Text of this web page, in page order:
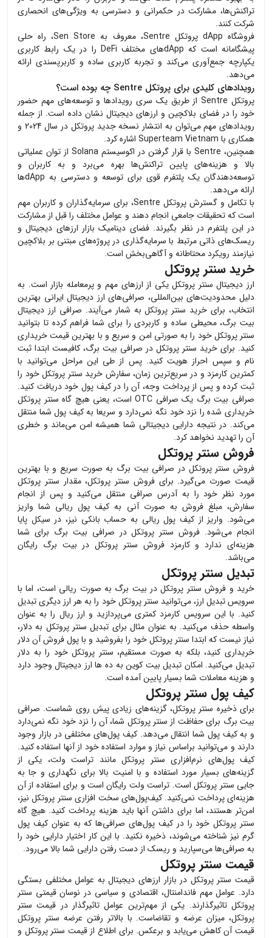
تراکنش‌ها، مشارکت در حکمرانی و دسترسی به ویژگی‌های انحصاری
شرکت کنند.
فروشگاه dApp پروتکل Sentre، معروف به Sen Store، راه حلی
پیشگامانه است که dAppهای مختلف DeFi را در یک رابط کاربری
یکپارچه جمع‌آوری می‌کند و تجربه کاربری ساده و کاربرپسندی ارائه
می‌دهد.
رویدادهای کلیدی برای پروتکل Sentre چه بوده است؟
پروتکل Sentre از طریق یک سری رویدادها و توسعه‌های مهم حضور
خود را در فضای بلاکچین و ارزهای دیجیتال نشان داده است. از جمله
رویدادهای مهم می‌توان به انتشار نسخه جدید پروتکل در سال 2024 و
همکاری با Superteam Vietnam اشاره کرد.
همچنین، Sentre با قرار گرفتن در اکوسیستم Solana از توان عملیاتی
بالا و هزینه‌های پایین تراکنش‌ها بهره می‌برد و به کاربران و
توسعه‌دهندگان یک پلتفرم قوی برای توسعه و دسترسی به dAppها
ارائه می‌دهد.
با تکامل و گسترش پروتکل Sentre، برای سرمایه‌گذاران و کاربران مهم
است که تحقیقات جامعی انجام دهند و عوامل مختلف را قبل از مشارکت
در این پلتفرم در نظر بگیرند. فضای دینامیک بازار ارزهای دیجیتال و
ریسک‌های ذاتی مرتبط با سرمایه‌گذاری در پروژه‌های مبتنی بر بلاکچین
نیازمند رویکرد محتاطانه و آگاهی‌بخش است.
خرید سنتر پروتکل
ارز دیجیتال سنتر پروتکلیکی از ارزهای مهم و پرمعامله بازار است. به
دلیل محدودیت‌های بین‌المللی، صرافی‌های ارز دیجیتال ایرانی بهترین
انتخاب، برای خرید سنتر پروتکلبه شمار می‌آیند. صرافی ارز دیجیتال
بیت برگ، محیطی ساده و کاربردی را برای شما فراهم کرده تا بتوانید
سنتر پروتکلخود را به صورتی امن و سریع و با بهترین قیمت خریداری
کنید. برای خرید سنتر پروتکل در صرافی بیت برگ، کافیست ابتدا ثبت
نام و سپس احراز هویت کنید. پس از طی این مراحل می‌توانید با
کمترین کارمزد و در سریع‌ترین زمان، سفارش خرید سنتر پروتکلخود را
ثبت کرده و پس از پرداخت وجه، آن را در کیف پول خود دریافت کنید.
صرافی بیت برگ یک صرافی OTC است، یعنی هیچ گاه
سنتر پروتکل
خریداری شده را نزد خود نگه نمی‌دارد و سریعا به کیف پول شما منتقل
می‌کند. در نتیجه دارایی دیجیتالی شما همیشه امن می‌ماند و خطری
آن را تهدید نخواهد کرد.
فروش سنتر پروتکل
فروش سنتر پروتکل در صرافی بیت برگ به صورت سریع و با بهترین
قیمت صورت می‌گیرد. برای فروش سنتر پروتکل، مقدار سنتر پروتکل
مورد نظر خود را به آدرس صرافی منتقل می‌کنید و پس از انجام
سفارش، مبلغ فروش به صورت آنی به کیف پول ریالی شما واریز
می‌شود. واریز از کیف پول ریالی به حساب بانکی نیز، در سیکل پایا
انجام می‌شود. فروش سنتر پروتکلدر صرافی بیت برگ برای شما
هزینه‌ای ندارد و کارمزد فروش سنتر پروتکلدر بیت برگ رایگان
می‌باشد.
تبدیل سنتر پروتکل
خرید و فروش سنتر پروتکلدر بیت برگ به صورت ریالی است، اما با
سرویس تبدیل ارز، می‌توانید سنتر پروتکلخود را به هر ارز دیگری تبدیل
کنید. با این سرویس کارمزد کمتری می‌پردازید و ارز ریال را به عنوان
واسطه حذف می‌کنید. به عنوان مثال برای تبدیل سنتر پروتکل به دلار،
نیاز نیست که ابتدا سنتر پروتکلخود را بفروشید و با پول فروش آن دلار
خریداری کنید، بلکه به صورت مستقیم، سنتر پروتکلخود را به دلار
تبدیل می‌کنید. امکان تبدیل بیت کوین به ده ها ارز دیجیتال وجود دارد
و هزینه معاملات شما بسیار پایین آمده است.
کیف پول سنتر پروتکل
برای ذخیره سنتر پروتکل، گزینه‌های زیادی پیش روی شماست. صرافی
بیت برگ برای حفاظت از سنتر پروتکل شما، آن را نزد خود نگه نمی‌دارد
و به کیف پول شما انتقال می‌دهد. کیف پول‌های مختلفی در بازار وجود
دارند و می‌توانید براساس نیاز و موارد استفاده خود از آنها استفاده کنید.
کیف پول‌های نرم‌افزاری سنتر پروتکلمانند تراست ولت، یکی از
گزینه‌های بسیار مورد استفاده و با امنیت بالا برای نگهداری و جا به
جایی سنتر پروتکلاست. تراست ولت رایگان است و برای استفاده از آن
هزینه‌ای پرداخت نمی‌کنید. کیف‌پول‌های سخت افزاری سنتر پروتکلنیز،
امن‌تر هستند، اما برای داشتن آنها باید هزینه پرداخت کنید. هیچ گاه
سنتر پروتکلخود را در کیف پول‌های صرافی‌ها که به عنوان کیف پول
گرم نیز شناخته می‌شوند، ذخیره نکنید. با این کار اختیار دارایی خود را
به صرافی‌ها می‌سپارید و ریسک از دست رفتن دارایی شما بالا می‌رود.
قیمت سنتر پروتکل
قیمت سنتر پروتکل در بازار ارزهای دیجیتال به عوامل مختلفی بستگی
دارد. عوامل مهم فاندامنتال، اقتصادی و سیاسی در نوسان قیمتی سنتر
پروتکل تاثیرگذارند. یکی از مهم‌ترین عوامل تاثیرگذار در قیمت سنتر
پروتکل، میزان عرضه و تقاضاست. با بالاتر رفتن عرضه سنتر پروتکل
قیمت آن کاهش می‌یابد و برعکس. برای اطلاع از قیمت سنتر پروتکل و